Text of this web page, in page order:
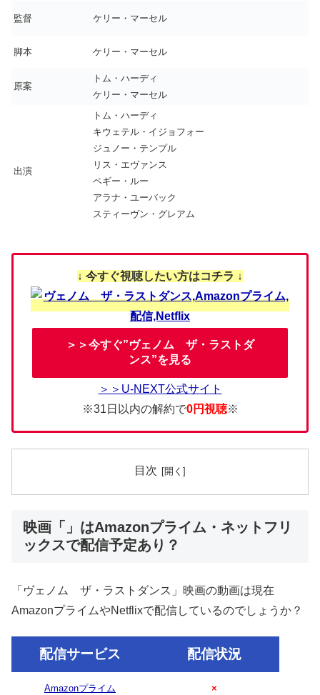
監督 ケリー・マーセル
脚本 ケリー・マーセル
原案
トム・ハーディ
ケリー・マーセル
出演
トム・ハーディ
キウェテル・イジョフォー
ジュノー・テンプル
リス・エヴァンス
ペギー・ルー
アラナ・ユーバック
スティーヴン・グレアム
↓ 今すぐ視聴したい方はコチラ ↓
＞＞今すぐ”ヴェノム ザ・ラストダ
ンス”を見る
＞＞U-NEXT公式サイト
※31日以内の解約で0円視聴※
目次
映画「」はAmazonプライム・ネットフリ
ックスで配信予定あり？
「ヴェノム ザ・ラストダンス」映画の動画は現在
AmazonプライムやNetflixで配信しているのでしょうか？
配信サービス 配信状況
Amazonプライム ×